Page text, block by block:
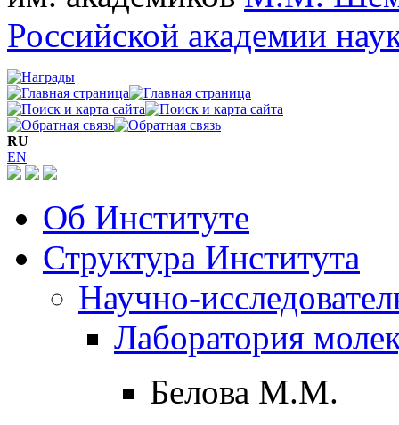
Российской академии
RU
EN
Об Институте
Структура Института
Научно-
Лаборатория
Белова М.М.